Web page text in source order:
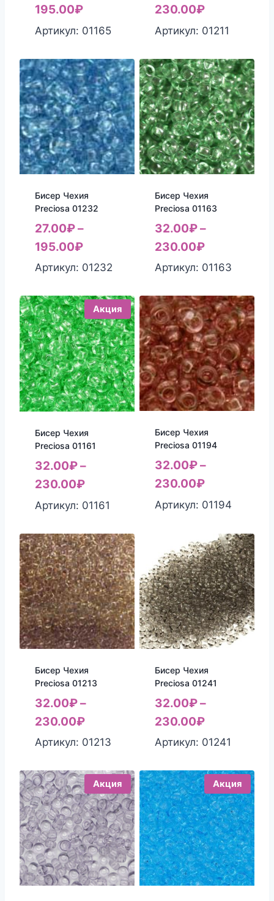
195.00₽
Артикул: 01165
230.00₽
Артикул: 01211
Бисер Чехия
Preciosa 01232
27.00₽–
195.00₽
Артикул: 01232
Бисер Чехия
Preciosa 01163
32.00₽–
230.00₽
Артикул: 01163
Акция
Бисер Чехия
Preciosa 01161
32.00₽–
230.00₽
Артикул: 01161
Бисер Чехия
Preciosa 01194
32.00₽–
230.00₽
Артикул: 01194
Бисер Чехия
Preciosa 01213
32.00₽–
230.00₽
Артикул: 01213
Бисер Чехия
Preciosa 01241
32.00₽–
230.00₽
Артикул: 01241
Акция Акция